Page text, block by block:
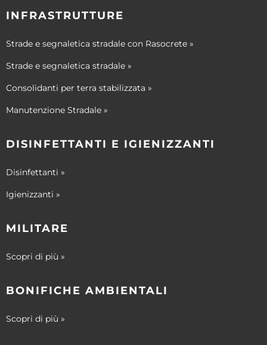
INFRASTRUTTURE
Strade e segnaletica stradale con Rasocrete »
Strade e segnaletica stradale »
Consolidanti per terra stabilizzata »
Manutenzione Stradale »
DISINFETTANTI E IGIENIZZANTI
Disinfettanti »
Igienizzanti »
MILITARE
Scopri di più »
BONIFICHE AMBIENTALI
Scopri di più »